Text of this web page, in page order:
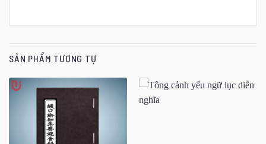
SẢN PHẨM TƯƠNG TỰ